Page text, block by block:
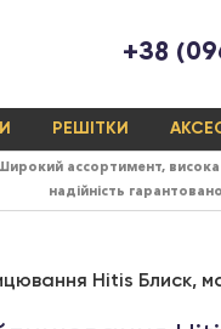
+38
РЕШІТКИ
ассортимент, висока
надійність гарантовано
Hitis Блиск,